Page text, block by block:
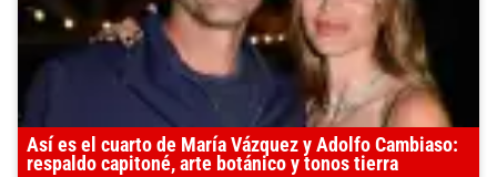
Así es el cuarto de María Vázquez y Adolfo Cambiaso:
respaldo capitoné, arte botánico y tonos tierra